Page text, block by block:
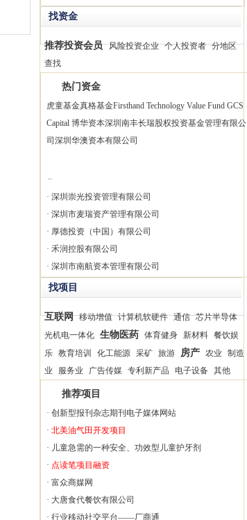
找资金
推荐投资会员 风险投资企业 个人投资者 分地区
查找
热门资金
虎童基金真格基金Firsthand Technology Value Fund GCS
Capital 博华资本深圳南丰长瑞股权投资基金管理有限公
司 深圳华澳资本有限公司
..
· 深圳崇光投资管理有限公司
· 深圳市麦瑞资产管理有限公司
· 厚德投资（中国）有限公司
· 禾润控股有限公司
· 深圳市南航资本管理有限公司
找项目
互联网 移动增值 计算机软硬件 通信 芯片半导体
光机电一体化 生物医药 体育健身 新材料 餐饮娱
乐 教育培训 化工能源 采矿 旅游 房产 农业
制造
业
服务业 广告传媒 专利新产品 电子设备 其他
推荐项目
· 创新型报刊杂志期刊电子媒体网站
· 北美油气田开发项目
· 儿童急需的一种安全、功效型儿童护牙剂
· 点读笔项目融资
· 富众商媒网
· 大唐食代餐饮有限公司
· 行业移动社交平台——厂商通